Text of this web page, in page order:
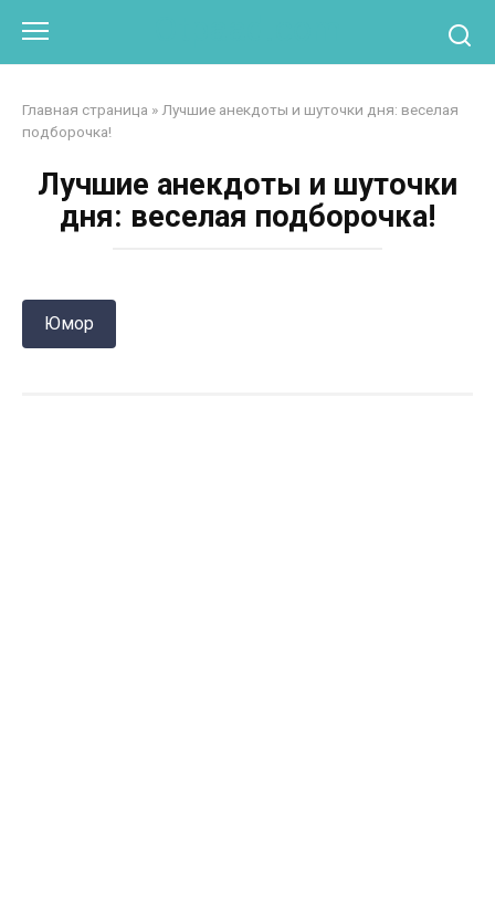
контенту
Главная страница » Лучшие анекдоты и шуточки дня: веселая
подборочка!
Лучшие анекдоты и шуточки
дня: веселая подборочка!
Юмор